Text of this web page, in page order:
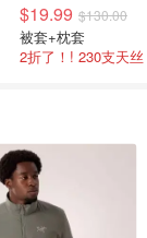
$19.99 $130.00
被套+枕套
2折了！! 230支天丝